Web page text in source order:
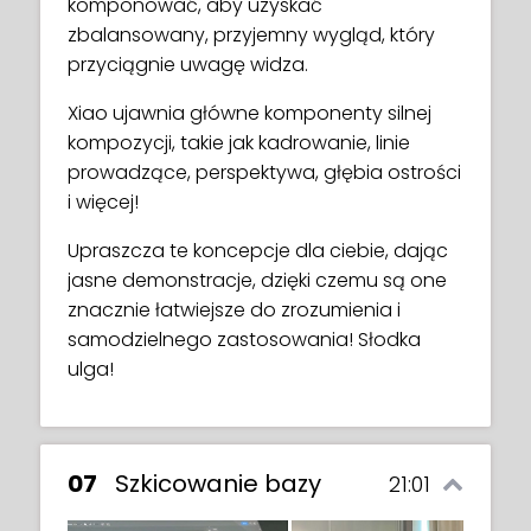
sztuce!
Ona również zanurza się w kulturowym
także praktyczne wskazówki, jak wybierać
kolory do swoich ilustracji i używać ich ze
smakiem.
zbalansowany, przyjemny wygląd, który
przyciągnie uwagę widza.
Xiao ujawnia główne komponenty silnej
kompozycji, takie jak kadrowanie, linie
prowadzące, perspektywa, głębia ostrości
i więcej!
Upraszcza te koncepcje dla ciebie, dając
jasne demonstracje, dzięki czemu są one
znacznie łatwiejsze do zrozumienia i
samodzielnego zastosowania! Słodka
ulga!
07 Szkicowanie bazy 21:01